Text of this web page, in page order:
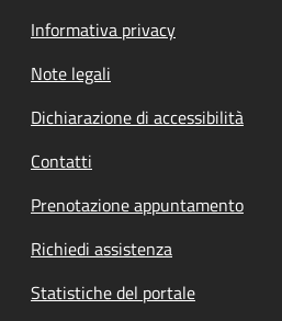
Informativa privacy
Note legali
Dichiarazione di accessibilità
Contatti
Prenotazione appuntamento
Richiedi assistenza
Statistiche del portale